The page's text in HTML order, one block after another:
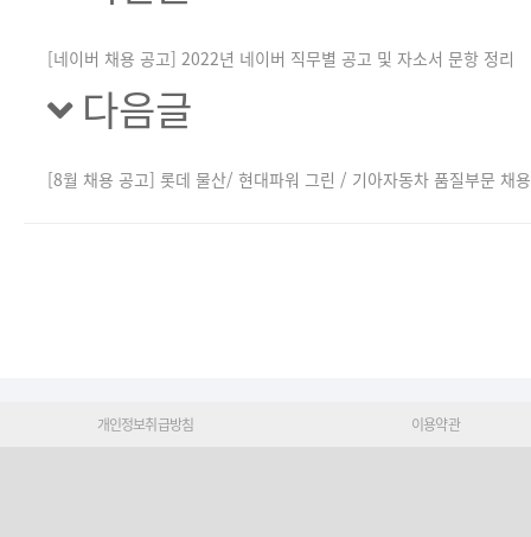
[네이버 채용 공고] 2022년 네이버 직무별 공고 및 자소서 문항 정리
다음글
[8월 채용 공고] 롯데 물산/ 현대파워 그린 / 기아자동차 품질부문 채
개인정보취급방침 이용약관